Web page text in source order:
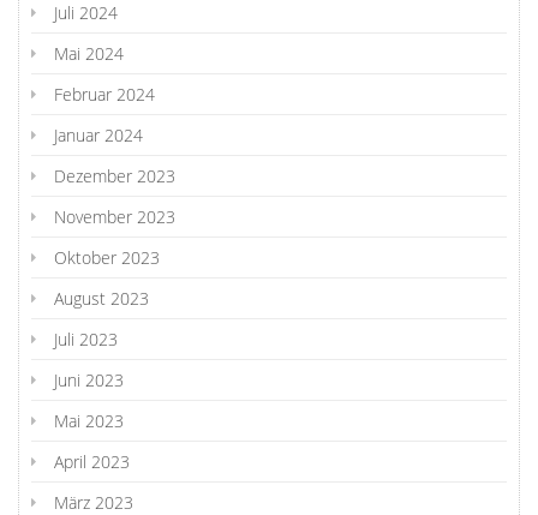
Juli 2024
Mai 2024
Februar 2024
Januar 2024
Dezember 2023
November 2023
Oktober 2023
August 2023
Juli 2023
Juni 2023
Mai 2023
April 2023
März 2023